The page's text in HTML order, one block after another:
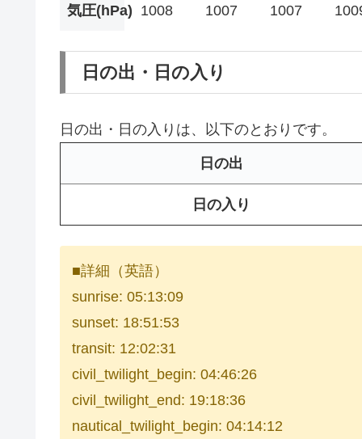
気圧(hPa) 1008 1007 1007
日の出・日の入り
日の出・日の入りは、以下のとおりです。
日の出
日の入り
■詳細（英語）
sunrise: 05:13:09
sunset: 18:51:53
transit: 12:02:31
civil_twilight_begin: 04:46:26
civil_twilight_end: 19:18:36
nautical_twilight_begin: 04:14:12